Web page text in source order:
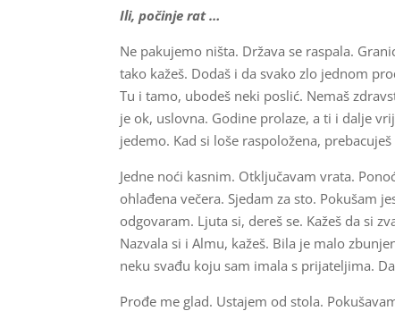
Ili, počinje rat …
Ne pakujemo ništa. Država se raspala.
tako kažeš. Dodaš i da svako zlo jednom
Tu i tamo, ubodeš neki poslić. Nemaš
je ok, uslovna. Godine prolaze, a ti i dalje
jedemo. Kad si loše raspoložena,
Jedne noći kasnim. Otključavam vrata.
ohlađena večera. Sjedam za sto. Pokušam
odgovaram. Ljuta si, dereš se. Kažeš da si
Nazvala si i Almu, kažeš. Bila je malo
neku svađu koju sam imala s prijateljima.
Prođe me glad. Ustajem od stola.